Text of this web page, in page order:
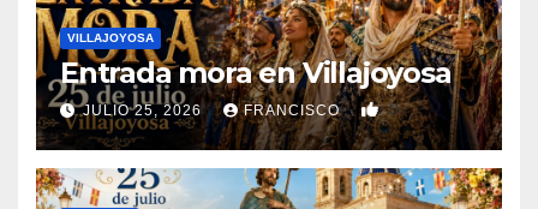
VILLAJOYOSA
Entrada mora en Villajoyosa
JULIO 25, 2026 FRANCISCO 0